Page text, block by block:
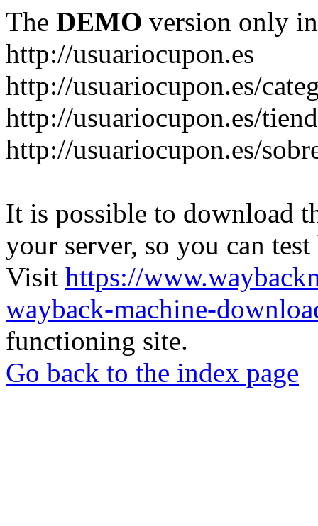
The DEMO version only
http://usuariocupon.es
http://usuariocupon.es/
http://usuariocupon.es/
http://usuariocupon.es/
It is possible to download
your server, so you can
Visit https://
wayback-machine-
functioning site.
Go back to the index page